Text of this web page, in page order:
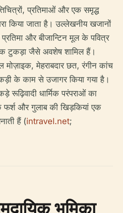
प्रतिमाओं और एक समृद्ध
किया जाता है। उल्लेखनीय खजानों
और बीजान्टिन मूल के पवित्र
टुकड़ा जैसे अवशेष शामिल हैं।
मेहराबदार छत, रंगीन कांच
के काम से उजागर किया गया है।
धार्मिक परंपराओं का
और गुलाब की खिड़कियां एक
हैं (intravel.net;